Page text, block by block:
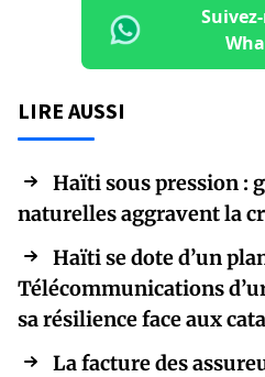
LIRE AUSSI
Haïti sous pression :
naturelles aggravent la
Haïti se dote d’un
Télécommunications
sa résilience face aux
La facture des